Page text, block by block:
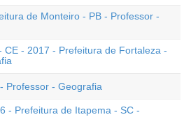
de Monteiro - PB - Professor -
CE - 2017 - Prefeitura de Fortaleza -
Professor - Geografia
- Prefeitura de Itapema - SC -